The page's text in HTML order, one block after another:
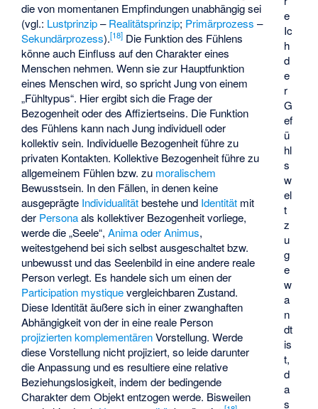
e
Ic
h
d
e
r
G
ef
ü
hl
s
w
el
t
z
u
g
e
w
a
n
dt
is
t,
d
a
s
die von momentanen Empfindungen unabhängig sei
(vgl.: Lustprinzip–Realitätsprinzip; Primärprozess –
Sekundärprozess).[18] Die Funktion des Fühlens
könne auch Einfluss auf den Charakter eines
Menschen nehmen. Wenn sie zur Hauptfunktion
eines Menschen wird, so spricht Jung von einem
„Fühltypus“. Hier ergibt sich die Frage der
Bezogenheit oder des Affiziertseins. Die Funktion
des Fühlens kann nach Jung individuell oder
kollektiv sein. Individuelle Bezogenheit führe zu
privaten Kontakten. Kollektive Bezogenheit führe zu
allgemeinem Fühlen bzw. zu moralischem
Bewusstsein. In den Fällen, in denen keine
ausgeprägte Individualitätbestehe und Identität mit
der Personaals kollektiver Bezogenheit vorliege,
werde die „Seele“,Anima oder Animus,
weitestgehend bei sich selbst ausgeschaltet bzw.
unbewusst und dasSeelenbild in eine andere reale
Person verlegt. Es handele sich um einen der
Participation mystiquevergleichbaren Zustand.
Diese Identität äußere sich in einer zwanghaften
Abhängigkeit von der in eine reale Person
projizierten komplementärenVorstellung. Werde
diese Vorstellung nicht projiziert, so leide darunter
dieAnpassung und es resultiere eine relative
Beziehungslosigkeit, indem der bedingende
Charakter dem Objekt entzogen werde. Bisweilen